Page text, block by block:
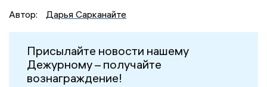
Автор:
Дарья Сарканайте
Присылайте новости нашему
Дежурному – получайте
вознаграждение!